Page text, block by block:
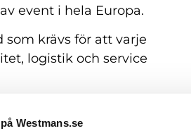
Westmans.se
event i hela Europa.
som krävs för att varje
logistik och service